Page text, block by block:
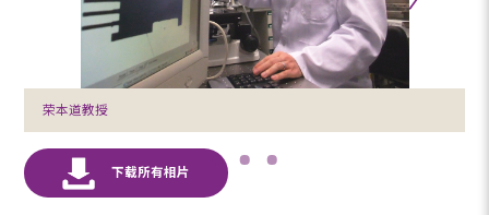
荣本道教授